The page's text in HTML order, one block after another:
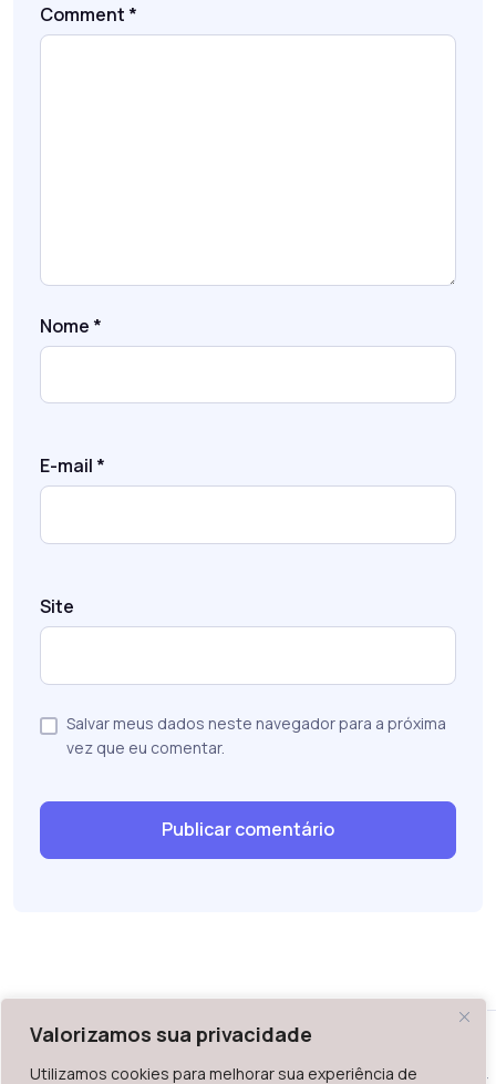
Valorizamos sua privacidade
Utilizamos cookies para melhorar sua experiência de
Comment *
Nome *
E-mail *
Site
Salvar meus dados neste navegador para a próxima
vez que eu comentar.
WAZ - Av. do Contorno 2939, lojas 1 a 7, Belo Horizonte, MG -